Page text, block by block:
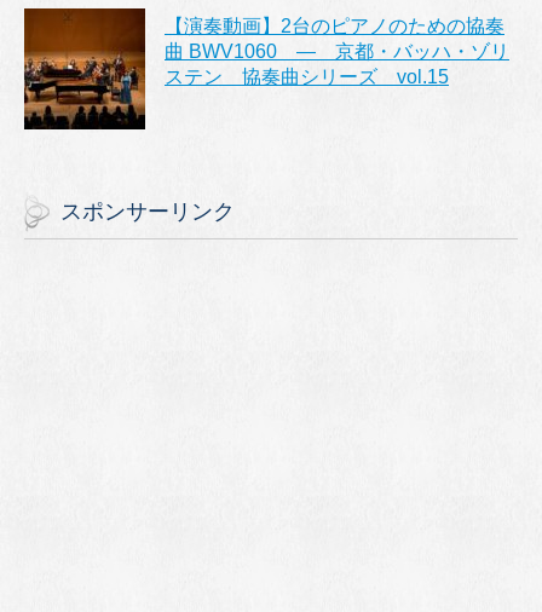
【演奏動画】2台のピアノのための協奏
曲 BWV1060 ― 京都・バッハ・ゾリ
ステン 協奏曲シリーズ vol.15
スポンサーリンク